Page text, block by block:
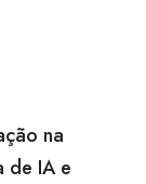
na
de IA e